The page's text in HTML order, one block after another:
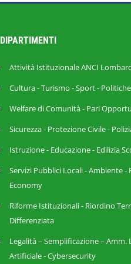
DIPARTIMENTI
Attività Istituzionale ANCI
Cultura - Turismo - Sport -
Welfare di Comunità - Pari
Sicurezza - Protezione Civile -
Istruzione - Educazione - Edilizia
Servizi Pubblici Locali - Ambiente -
Economy
Riforme Istituzionali - Riordino
Differenziata
Legalità – Semplificazione – Amm.
Artificiale - Cybersecurity